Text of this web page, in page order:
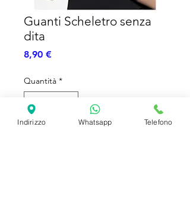
Guanti Scheletro senza
dita
8,90 €Prezzo
Quantità *
Indirizzo Whatsapp Telefono